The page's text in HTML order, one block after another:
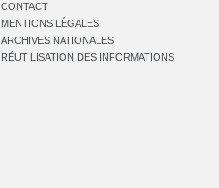
CONTACT
MENTIONS LÉGALES
ARCHIVES NATIONALES
RÉUTILISATION DES INFORMATIONS